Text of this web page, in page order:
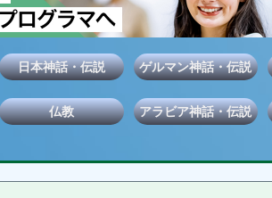
日本神話・伝説 ゲルマン神話・伝説
仏教 アラビア神話・伝説